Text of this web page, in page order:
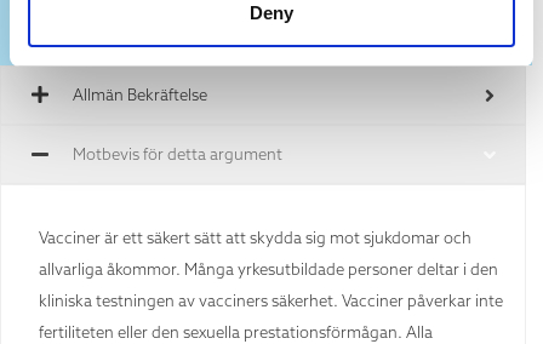
Deny
Allmän Bekräftelse
Motbevis för detta argument
Vacciner är ett säkert sätt att skydda sig mot sjukdomar och
allvarliga åkommor. Många yrkesutbildade personer deltar i den
kliniska testningen av vacciners säkerhet. Vacciner påverkar inte
fertiliteten eller den sexuella prestationsförmågan. Alla